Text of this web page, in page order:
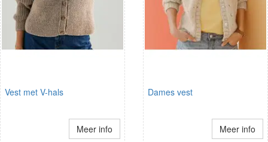
Vest met V-hals
Meer info
Dames vest
Meer info